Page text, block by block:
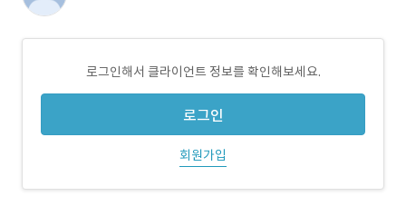
로그인해서 클라이언트 정보를 확인해보세요.
로그인
회원가입